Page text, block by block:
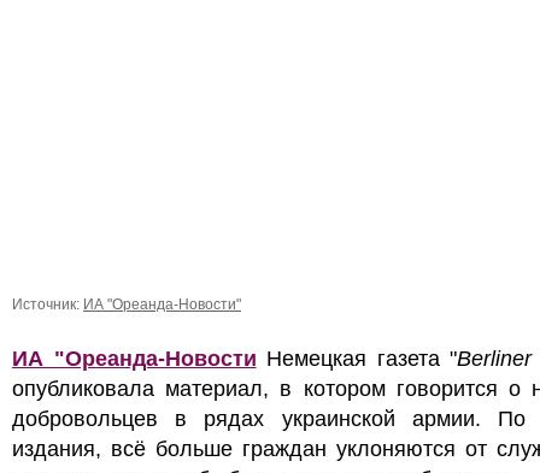
Источник: ИА "Ореанда-Новости"
ИА "Ореанда-Новости Немецкая газета "Berliner
опубликовала материал, в котором говорится о
добровольцев в рядах украинской армии. По
издания, всё больше граждан уклоняются от